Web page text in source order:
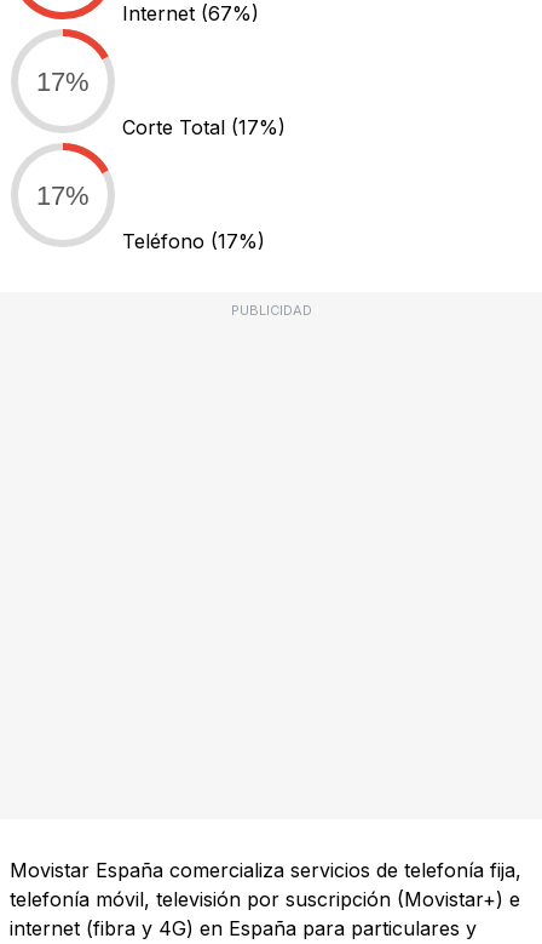
Internet (67%)
17%
Corte Total (17%)
17%
Teléfono (17%)
PUBLICIDAD
Movistar España comercializa servicios de telefonía fija,
telefonía móvil, televisión por suscripción (Movistar+) e
internet (fibra y 4G) en España para particulares y